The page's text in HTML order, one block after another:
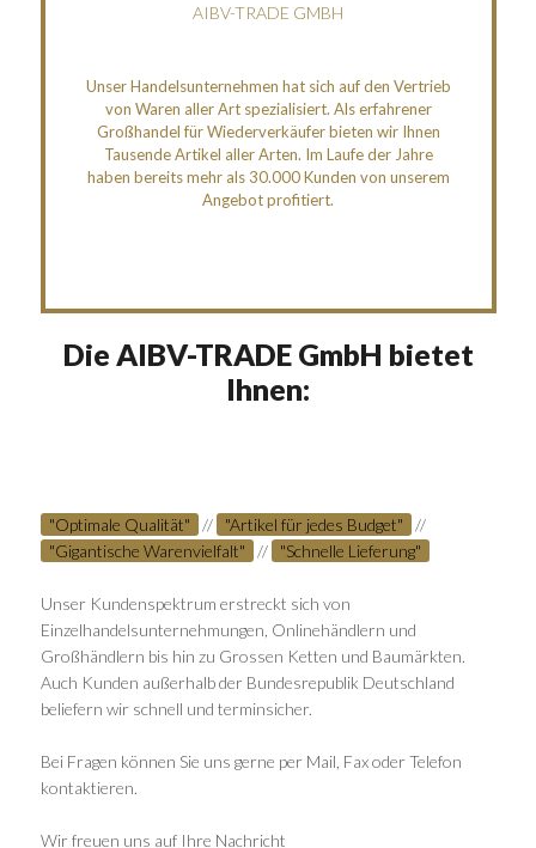
AIBV-TRADE GMBH
Unser Handelsunternehmen hat sich auf den Vertrieb
von Waren aller Art spezialisiert. Als erfahrener
Großhandel für Wiederverkäufer bieten wir Ihnen
Tausende Artikel aller Arten. Im Laufe der Jahre
haben bereits mehr als 30.000 Kunden von unserem
Angebot profitiert.
Die AIBV-TRADE GmbH bietet
Ihnen:
"Optimale Qualität" // "Artikel für jedes Budget"
//
"Gigantische Warenvielfalt"
// "Schnelle Lieferung"
Unser Kundenspektrum erstreckt sich von
Einzelhandelsunternehmungen, Onlinehändlern und
Großhändlern bis hin zu Grossen Ketten und Baumärkten.
Auch Kunden außerhalb der Bundesrepublik Deutschland
beliefern wir schnell und terminsicher.
Bei Fragen können Sie uns gerne per Mail, Fax oder Telefon
kontaktieren.
Wir freuen uns auf Ihre Nachricht